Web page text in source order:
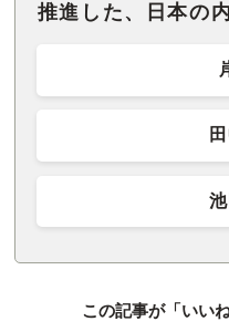
推進した、日本の
この記事が「いい